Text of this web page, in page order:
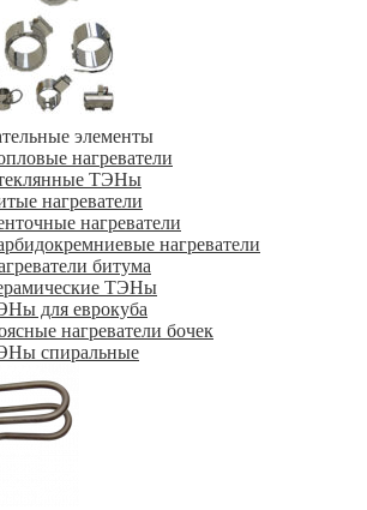
элементы
нагреватели
ТЭНы
нагреватели
нагреватели
нагреватели
битума
ТЭНы
для еврокуба
нагреватели бочек
спиральные